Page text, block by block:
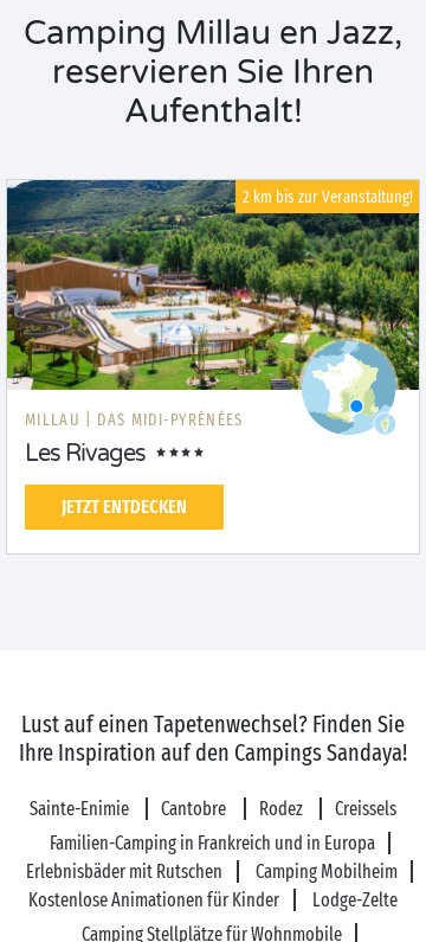
Camping Millau en Jazz,
reservieren Sie Ihren
Aufenthalt!
2 km bis zur Veranstaltung!
MILLAU | DAS MIDI-PYRÉNÉES
Les Rivages
JETZT ENTDECKEN
Lust auf einen Tapetenwechsel? Finden Sie
Ihre Inspiration auf den Campings Sandaya!
Sainte-Enimie Cantobre Rodez
Creissels
Familien-Camping in Frankreich und in Europa
Erlebnisbäder mit Rutschen
Camping Mobilheim
Kostenlose Animationen für Kinder
Lodge-Zelte
Camping Stellplätze für Wohnmobile